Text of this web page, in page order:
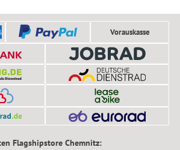
Vorauskasse
Flagshipstore Chemnitz: